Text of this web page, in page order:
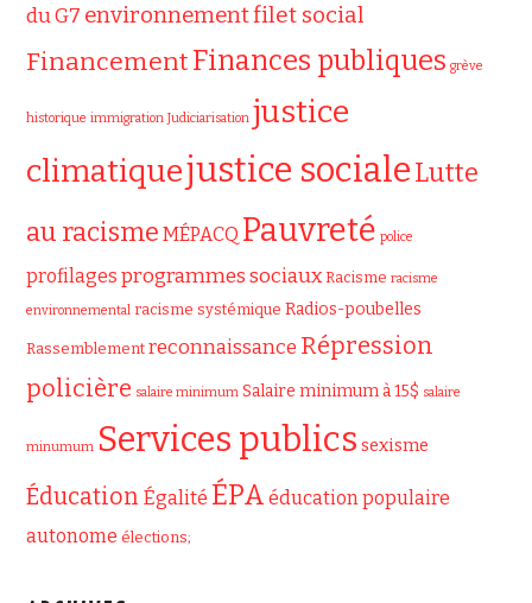
du G7 environnementfilet social
FinancementFinances publiques grève
historique immigration Judiciarisation justice
climatiquejustice socialeLutte
au racisme MÉPACQ Pauvreté police
profilages programmes sociaux Racisme racisme
environnemental racisme systémique Radios-poubelles
Rassemblement reconnaissance Répression
policière salaire minimum Salaire minimum à 15$ salaire
minumum Services publics sexisme
Éducation Égalité ÉPA éducation populaire
autonome élections;